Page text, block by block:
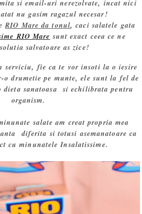
si email-uri nerezolvate, incat nici
nu gasim ragazul necesar!
RIO Mare da tonul, caci salatele gata
RIO Mare sunt exact ceea ce ne
salvatoare as zice!
serviciu, fie ca te vor insoti la o iesire
drumetie pe munte, ele sunt la fel de
dieta sanatoasa si echilibrata pentru
organism.
salate am creat propria mea
diferita si totusi asemanatoare ca
cu minunatele Insalatissime.